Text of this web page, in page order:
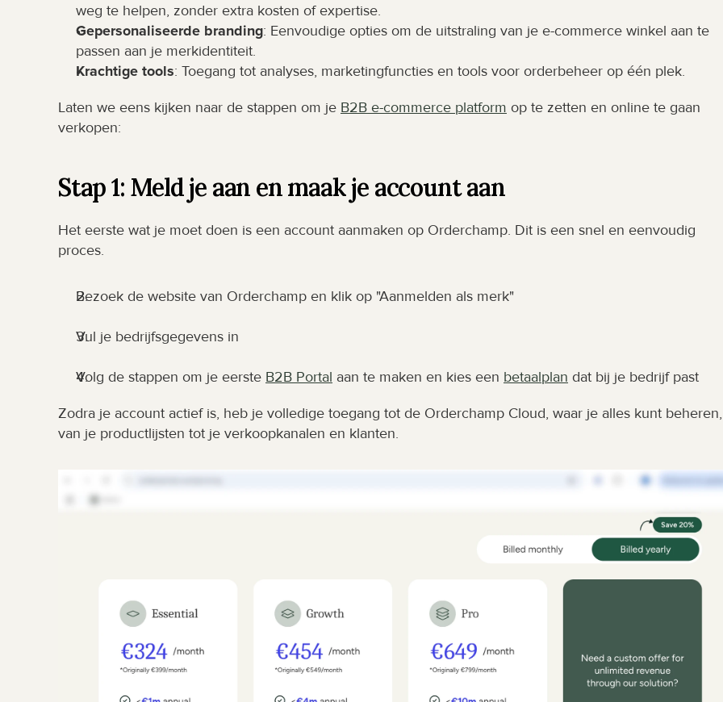
weg te helpen, zonder extra kosten of expertise.
Gepersonaliseerde branding: Eenvoudige opties om de uitstraling van je e-commerce winkel aan te
passen aan je merkidentiteit.
Krachtige tools: Toegang tot analyses, marketingfuncties en tools voor orderbeheer op één plek.
Laten we eens kijken naar de stappen om je B2B e-commerce platform op te zetten en online te gaan
verkopen:
Stap 1: Meld je aan en maak je account aan
Het eerste wat je moet doen is een account aanmaken op Orderchamp. Dit is een snel en eenvoudig
proces.
Bezoek de website van Orderchamp en klik op "Aanmelden als merk"
Vul je bedrijfsgegevens in
Volg de stappen om je eerste B2B Portal aan te maken en kies een betaalplan dat bij je bedrijf past
Zodra je account actief is, heb je volledige toegang tot de Orderchamp Cloud, waar je alles kunt beheren,
van je productlijsten tot je verkoopkanalen en klanten.